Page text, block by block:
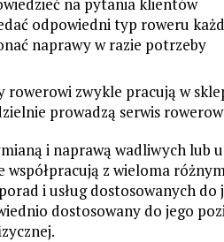
odpowiedni typ roweru
naprawy w razie potrzeby
rowerowi zwykle pracują w
prowadzą serwis
i naprawą wadliwych lub
współpracują z wieloma
i usług dostosowanych
dostosowany do jego